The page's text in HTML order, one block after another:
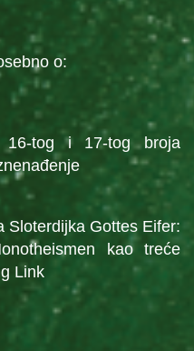
o:
16-tog i 17-tog broja
Sloterdijka Gottes Eifer:
kao treće
Link